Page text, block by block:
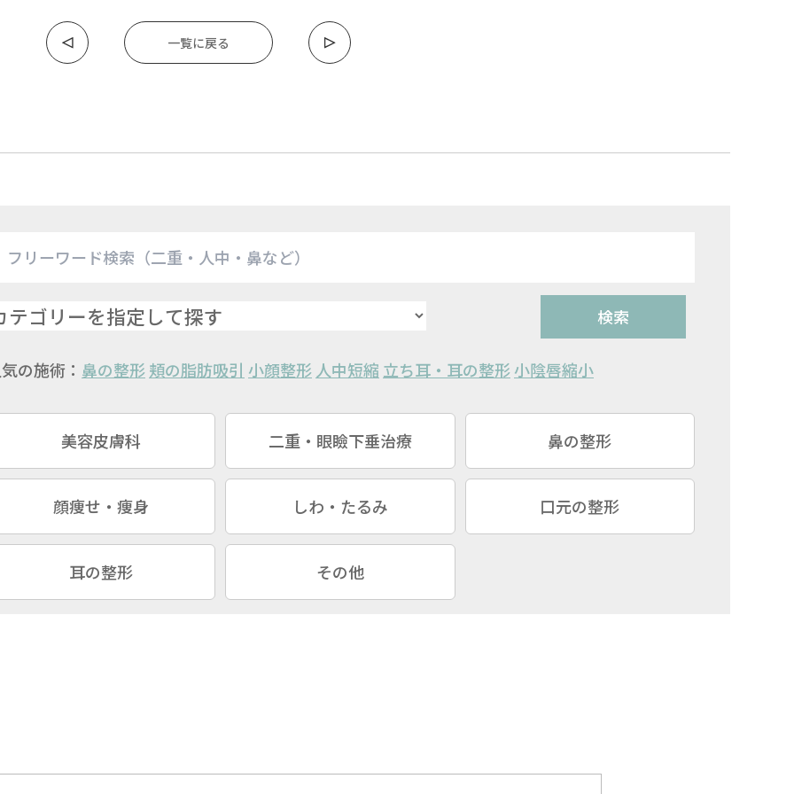
一覧に戻る
検索
の施術： 鼻の整形頬の脂肪吸引 小顔整形 人中短縮 立ち耳・耳の整形小陰唇縮小
美容皮膚科 二重・眼瞼下垂治療 鼻の整形
顔痩せ・痩身 しわ・たるみ 口元の整形
耳の整形 その他